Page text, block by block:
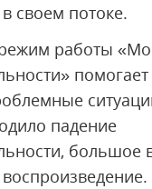
своем потоке.
работы
падение
большое